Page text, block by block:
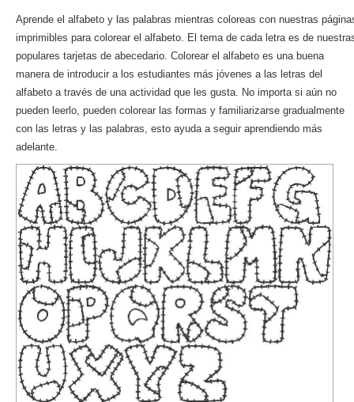
Aprende el alfabeto y las palabras mientras coloreas con nuestras
imprimibles para colorear el alfabeto. El tema de cada letra es de
populares tarjetas de abecedario. Colorear el alfabeto es una buena
manera de introducir a los estudiantes más jóvenes a las letras del
alfabeto a través de una actividad que les gusta. No importa si aún no
pueden leerlo, pueden colorear las formas y familiarizarse gradualmente
con las letras y las palabras, esto ayuda a seguir aprendiendo más
adelante.